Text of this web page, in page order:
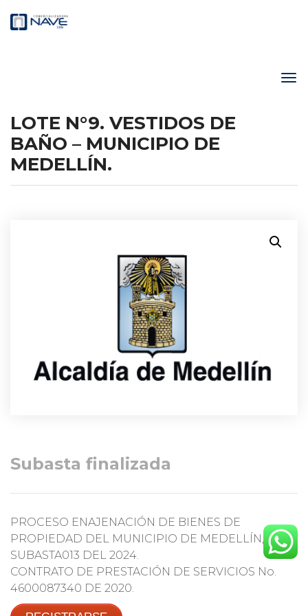
LOTE N°9. VESTIDOS DE
BAÑO – MUNICIPIO DE
MEDELLÍN.
Subasta finalizada
PROCESO ENAJENACIÓN DE BIENES DE
PROPIEDAD DEL MUNICIPIO DE MEDELLÍN,
SUBASTA013 DEL 2024.
CONTRATO DE PRESTACIÓN DE SERVICIOS No.
4600087340 DE 2020.